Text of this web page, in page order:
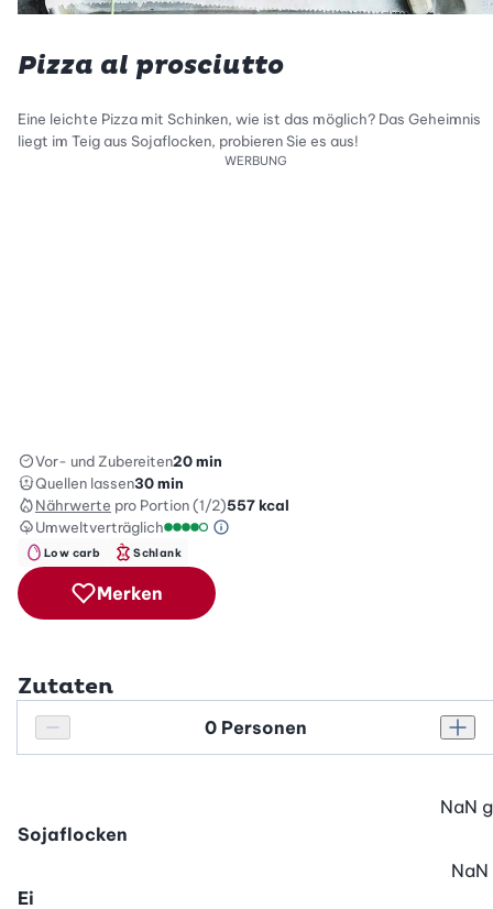
Pizza al prosciutto
Eine leichte Pizza mit Schinken, wie ist das möglich? Das Geheimnis
liegt im Teig aus Sojaflocken, probieren Sie es aus!
WERBUNG
Vor- und Zubereiten20 min
Quellen lassen30 min
Nährwerte pro Portion (1/2)557kcal
Umweltverträglich
Green Betty Skala Info
Low carb Schlank
Merken
Zutaten
Personenanzahl verringern
Personenanzahl
Sojaflocken
NaN g
Ei
NaN